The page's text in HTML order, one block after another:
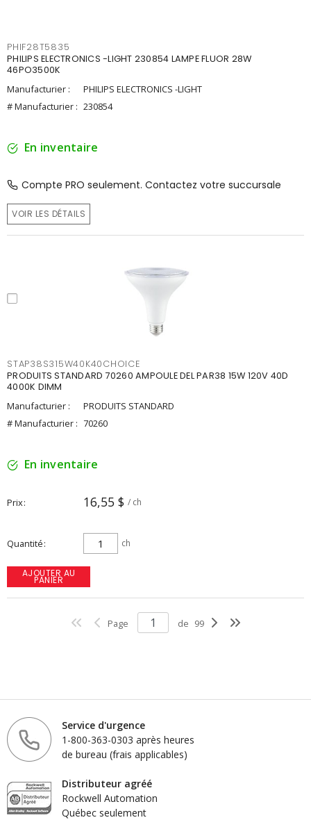
PHIF28T5835
PHILIPS ELECTRONICS -LIGHT 230854 LAMPE FLUOR 28W
46PO3500K
Manufacturier :
PHILIPS ELECTRONICS -LIGHT
# Manufacturier : 230854
En inventaire
Compte PRO seulement. Contactez votre succursale
VOIR LES DÉTAILS
STAP38S315W40K40CHOICE
PRODUITS STANDARD 70260 AMPOULE DEL PAR38 15W 120V 40D
4000K DIMM
Manufacturier :
PRODUITS STANDARD
# Manufacturier : 70260
En inventaire
Prix 16,55 $ / ch
Quantité ch
AJOUTER AU
PANIER
Page de 99
Service d'urgence
1-800-363-0303 après heures
de bureau (frais applicables)
Distributeur agréé
Rockwell Automation
Québec seulement